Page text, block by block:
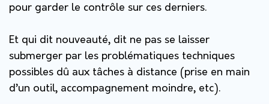
pour garder le contrôle sur ces derniers.
Et qui dit nouveauté, dit ne pas se laisser
submerger par les problématiques techniques
possibles dû aux tâches à distance (prise en main
d’un outil, accompagnement moindre, etc).